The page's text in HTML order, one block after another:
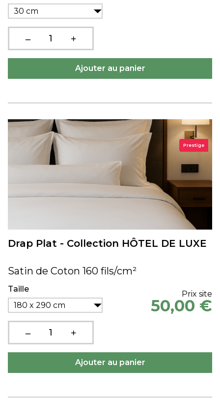
30 cm
Prestige
Drap Plat - Collection HÔTEL DE LUXE
Satin de Coton 160 fils/cm²
Taille
180 x 290 cm
Prix site
50,00 €